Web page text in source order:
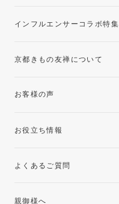
インフルエンサーコラボ特集
京都きもの友禅について
お客様の声
お役立ち情報
よくあるご質問
親御様へ